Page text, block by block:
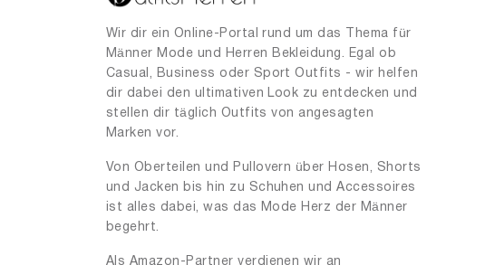
Wir dir ein Online-Portal rund um das Thema für
Männer Mode und Herren Bekleidung. Egal ob
Casual, Business oder Sport Outfits - wir helfen
dir dabei den ultimativen Look zu entdecken und
stellen dir täglich Outfits von angesagten
Marken vor.
Von Oberteilen und Pullovern über Hosen, Shorts
und Jacken bis hin zu Schuhen und Accessoires
ist alles dabei, was das Mode Herz der Männer
begehrt.
Als Amazon-Partner verdienen wir an